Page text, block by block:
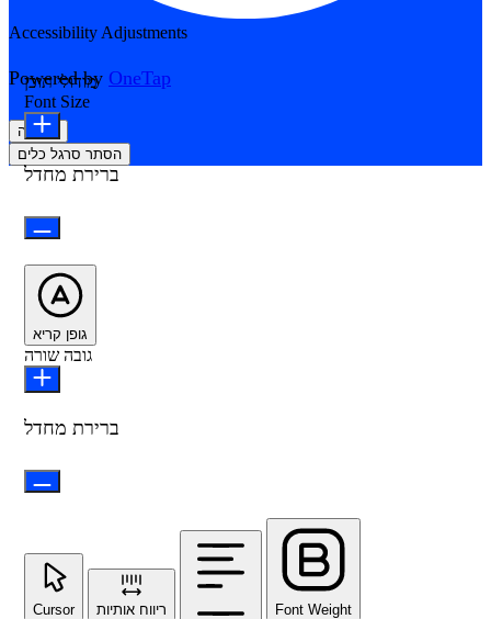
Accessibility Adjustments
Powered by OneTap
הצהרה
הסתר סרגל כלים
מודולי תוכן
Font Size
ברירת מחדל
גופן קריא
גובה שורה
ברירת מחדל
Cursor ריווח אותיות Font Weight